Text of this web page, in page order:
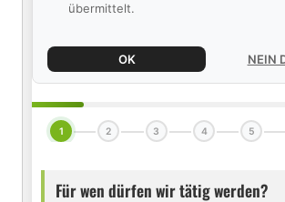
übermittelt.
OK NEIN
1 2 3 4 5
Für wen dürfen wir tätig werden?